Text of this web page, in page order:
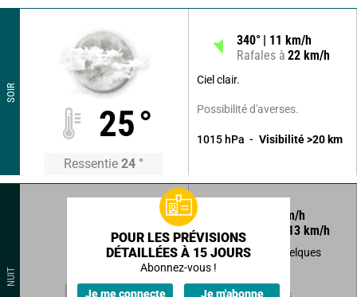
SOIR
25°
Ressentie 24 °
340° 11 km/h
Rafales à 22 km/h
Ciel clair.
Possibilité d'averses.
1015 hPa Visibilité >20 km
NUIT
km/h
Rafales à
13 km/h
Ciel clair malgré quelques
nuages.
Sans précipitations.
POUR LES PRÉVISIONS
DÉTAILLÉES À 15 JOURS
Abonnez-vous !
Je me connecte Je m'abonne